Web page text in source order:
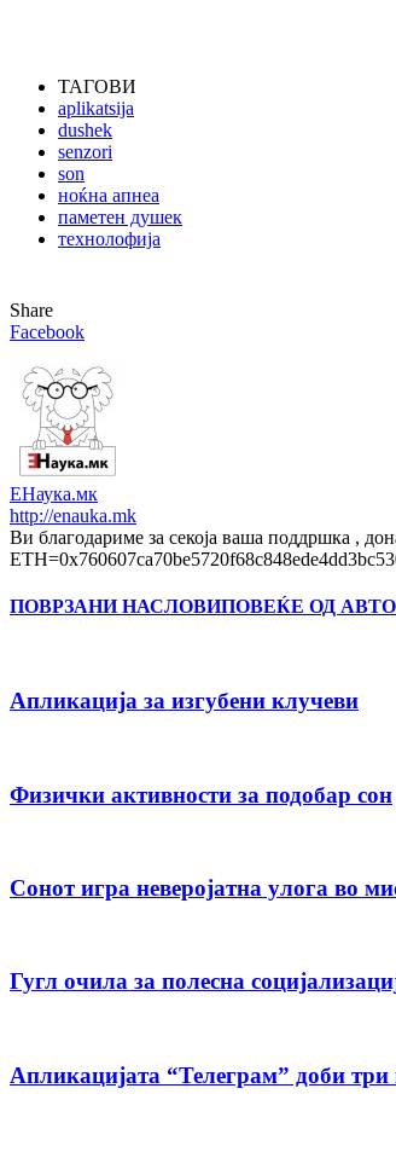
ТАГОВИ
aplikatsija
dushek
senzori
son
ноќна апнеа
паметен душек
технолофија
Share
Facebook
ЕНаука.мк
http://enauka.mk
Ви благодариме за секоја ваша поддршка ,
ПОВРЗАНИ НАСЛОВИПОВЕЌЕ ОД
Апликација за изгубени клучеви
Физички активности за подобар сон
Сонот игра неверојатна улога во
Гугл очила за полесна
Апликацијата “Телеграм” доби